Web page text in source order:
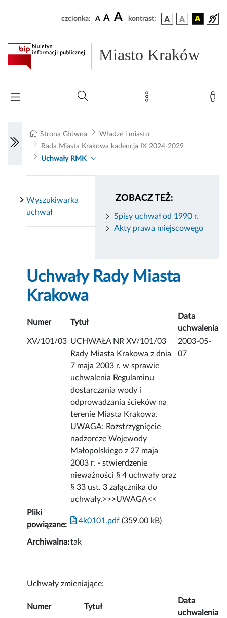
czcionka: A A A kontrast:
Miasto Kraków
Strona Główna
Władze i miasto
Rada Miasta Krakowa kadencja IX 2024-2029
Uchwały RMK
ZOBACZ TEŻ:
Spisy uchwał od 1990 r.
Akty prawa miejscowego
Wyszukiwarka
uchwał
Uchwały Rady Miasta
Krakowa
Numer Tytuł
Data
uchwalenia
XV/101/03 UCHWAŁA NR XV/101/03
Rady Miasta Krakowa z dnia
7 maja 2003 r. w sprawie
uchwalenia Regulaminu
dostarczania wody i
odprowadzania ścieków na
terenie Miasta Krakowa.
UWAGA: Rozstrzygnięcie
nadzorcze Wojewody
Małopolskiego z 27 maja
2003 r. - stwierdzenie
nieważności § 4 uchwały oraz
§ 33 ust. 3 załącznika do
uchwały.>>>UWAGA<<
2003-05-
07
Pliki
powiązane:
4k0101.pdf (359.00 kB)
Archiwalna:tak
Uchwały zmieniające:
Numer Tytuł
Data
uchwalenia